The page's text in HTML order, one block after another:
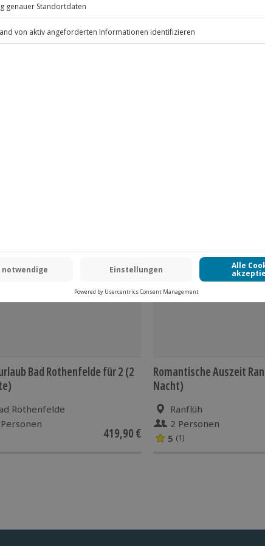
pro Person/Nacht an (die
Bad Rothenfelde für 2 (2
Rothenfelde
419,90 €
Romantische Auszeit
Nacht)
Ranflüh
2 Personen
5 (1)